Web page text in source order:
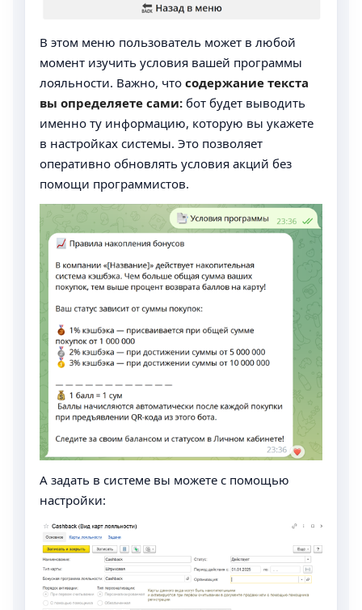
В этом меню пользователь может в любой
момент изучить условия вашей программы
лояльности. Важно, что содержание текста
вы определяете сами: бот будет выводить
именно ту информацию, которую вы укажете
в настройках системы. Это позволяет
оперативно обновлять условия акций без
помощи программистов.
А задать в системе вы можете с помощью
настройки: